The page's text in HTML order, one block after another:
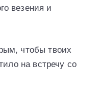
везения и
чтобы твоих
на встречу со